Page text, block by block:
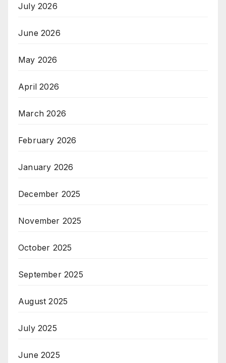
July 2026
June 2026
May 2026
April 2026
March 2026
February 2026
January 2026
December 2025
November 2025
October 2025
September 2025
August 2025
July 2025
June 2025